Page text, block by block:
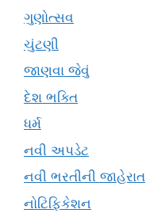
ગુણોત્સવ
ચુંટણી
જાણવા જેવું
દેશ ભક્તિ
ધર્મ
નવી અપડેટ
નવી ભરતીની જાહેરાત
નોટિફિકેશન